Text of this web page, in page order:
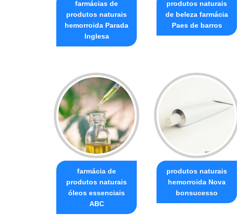
farmácias de
produtos naturais
hemorroida Parada
Inglesa
produtos naturais
de beleza farmácia
Paes de barros
farmácia de
produtos naturais
óleos essenciais
ABC
produtos naturais
hemorroida Nova
bonsucesso